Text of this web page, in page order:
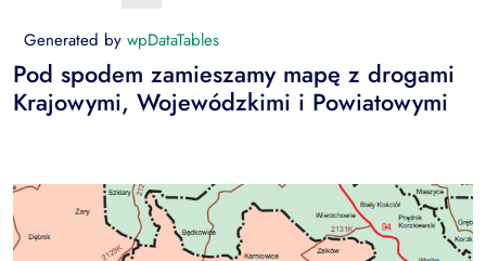
Generated by wpDataTables
Pod spodem zamieszamy mapę z drogami
Krajowymi, Wojewódzkimi i Powiatowymi